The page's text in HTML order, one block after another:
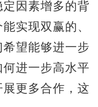
因素增多的背
实现双赢的、
望能够进一步
进一步高水平
更多合作，这